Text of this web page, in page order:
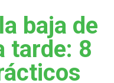
baja de
tarde: 8